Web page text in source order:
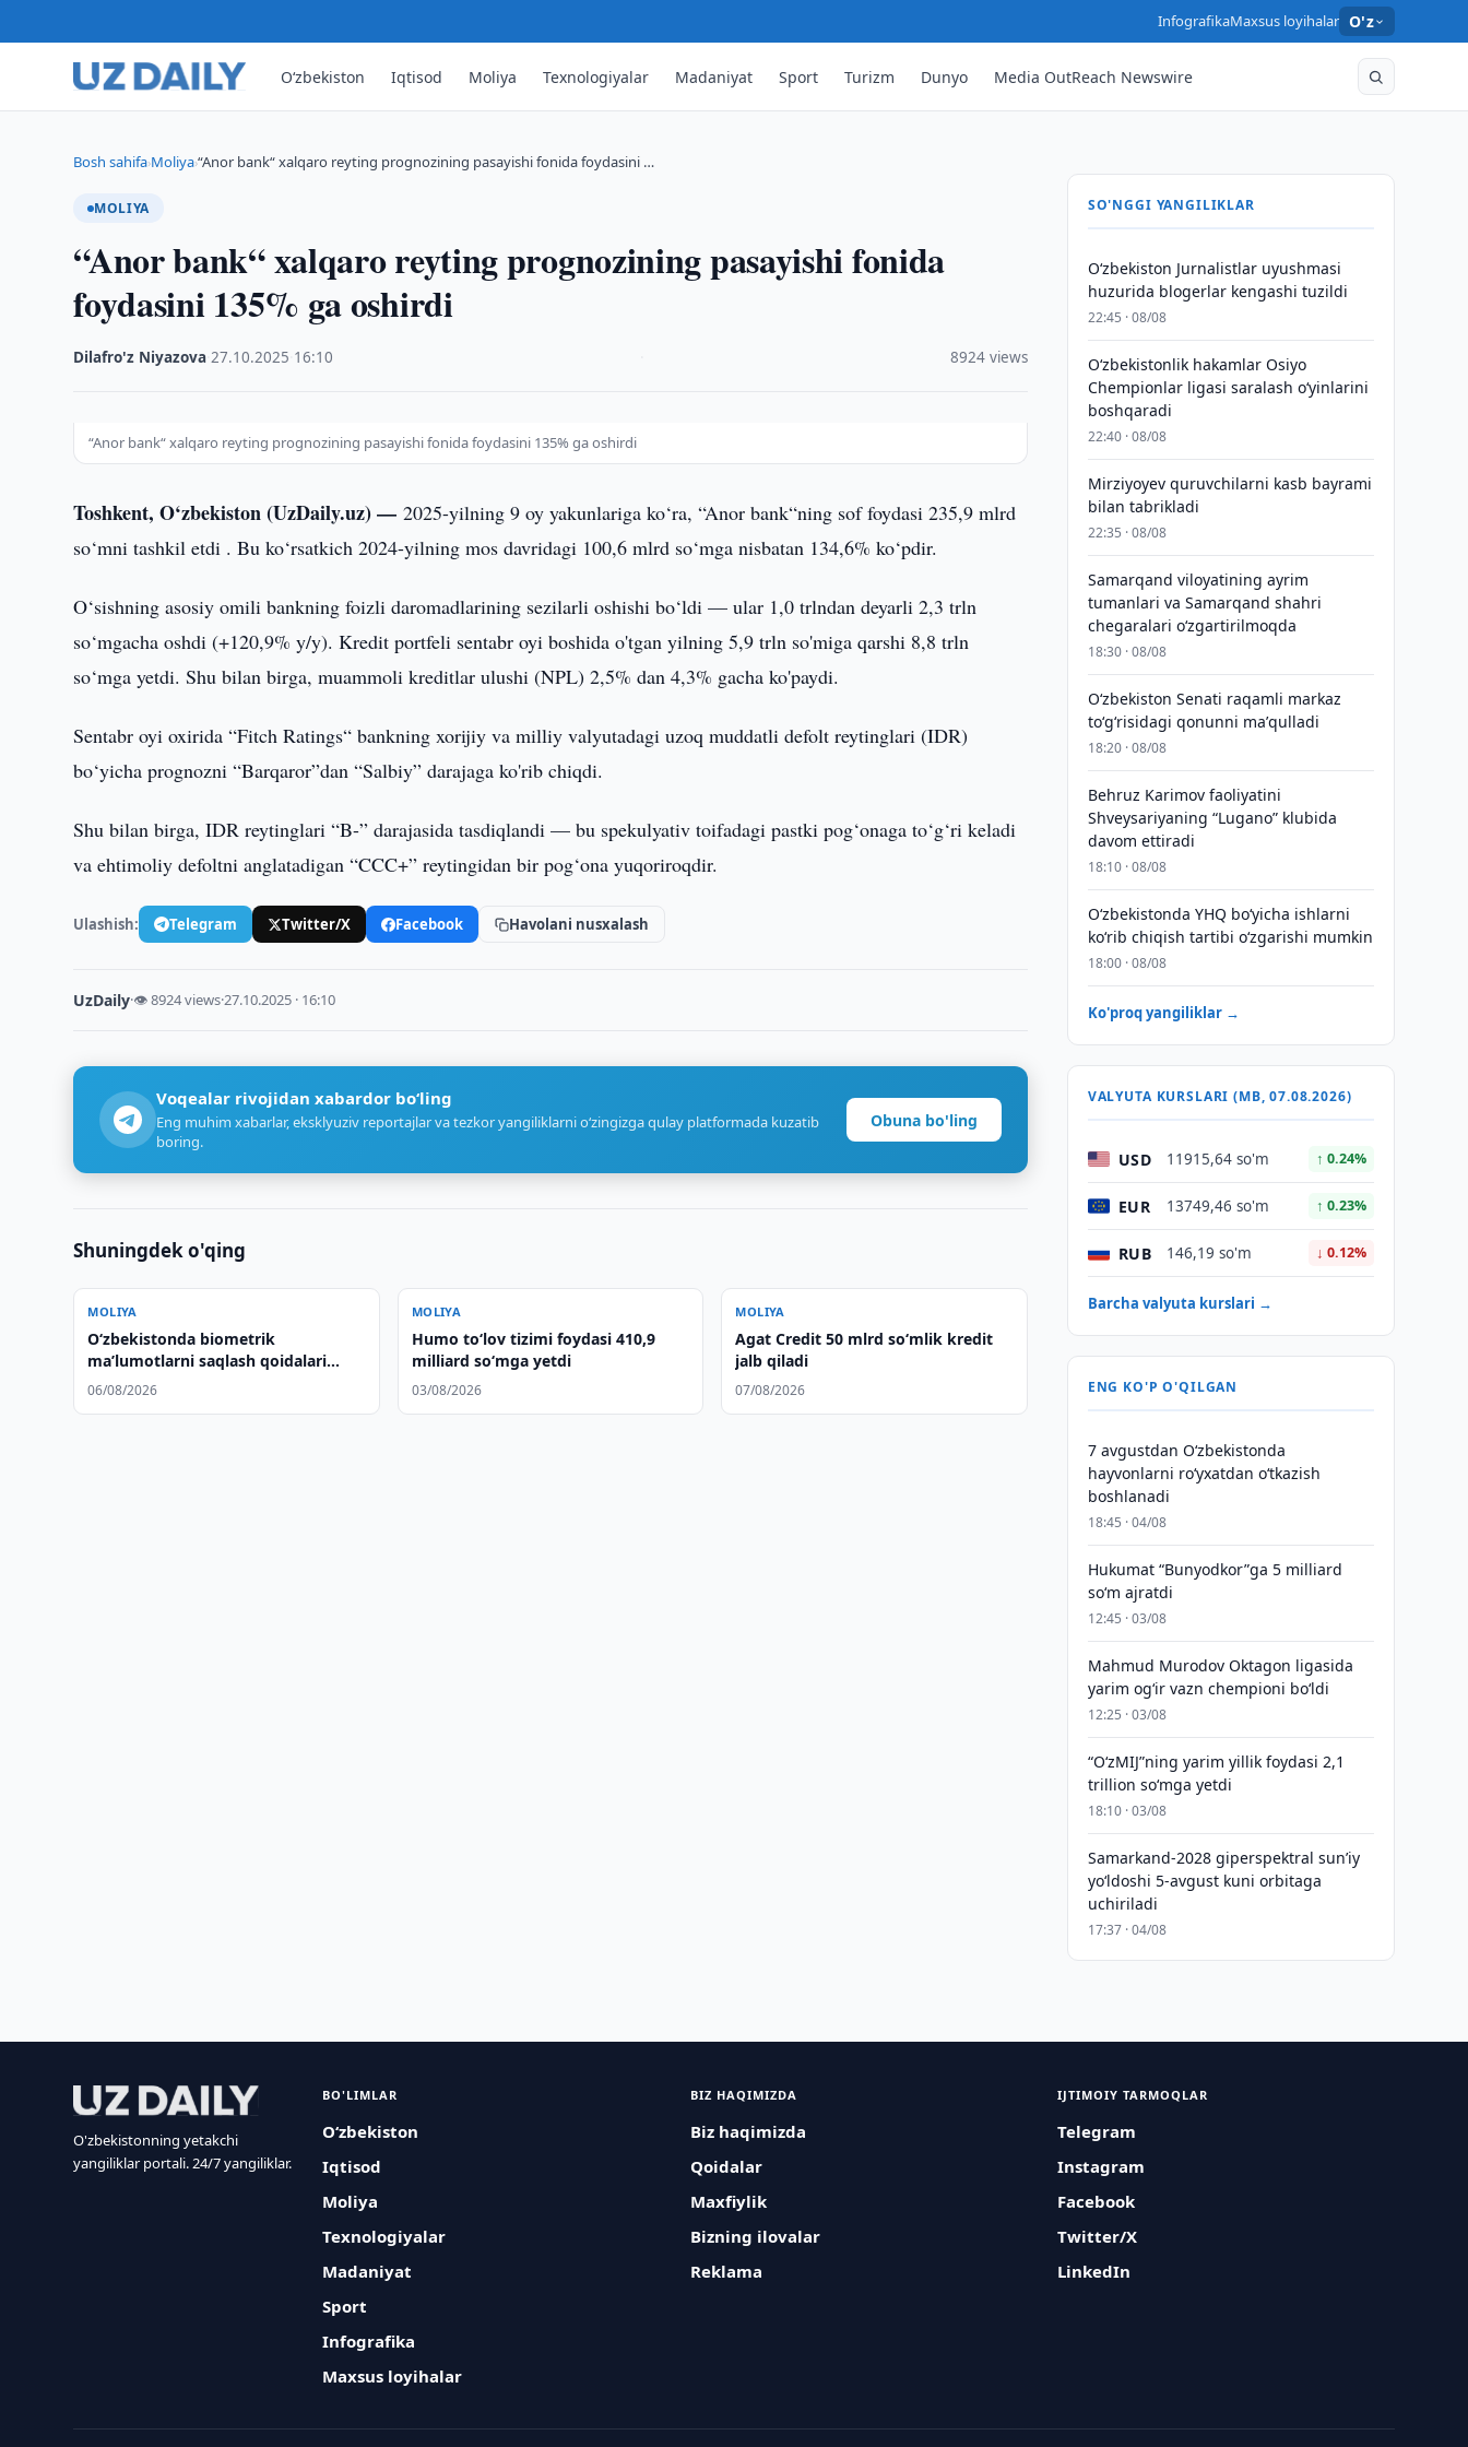
InfografikaMaxsus loyihalar O'z
O‘zbekiston Iqtisod Moliya Texnologiyalar Madaniyat Sport Turizm Dunyo Media OutReach Newswire
Bosh sahifa›Moliya›“Anor bank“ xalqaro reyting prognozining pasayishi fonida foydasini …
MOLIYA
“Anor bank“ xalqaro reyting prognozining pasayishi fonida
foydasini 135% ga oshirdi
Dilafro'z Niyazova ·27.10.2025 16:10 8924 views
“Anor bank“ xalqaro reyting prognozining pasayishi fonida foydasini 135% ga oshirdi
Toshkent, O‘zbekiston (UzDaily.uz) —2025-yilning 9 oy yakunlariga ko‘ra, “Anor bank“ning sof foydasi 235,9 mlrd
so‘mni tashkil etdi . Bu ko‘rsatkich 2024-yilning mos davridagi 100,6 mlrd so‘mga nisbatan 134,6% ko‘pdir.
O‘sishning asosiy omili bankning foizli daromadlarining sezilarli oshishi bo‘ldi — ular 1,0 trlndan deyarli 2,3 trln
so‘mgacha oshdi (+120,9% y/y). Kredit portfeli sentabr oyi boshida o'tgan yilning 5,9 trln so'miga qarshi 8,8 trln
so‘mga yetdi. Shu bilan birga, muammoli kreditlar ulushi (NPL) 2,5% dan 4,3% gacha ko'paydi.
Sentabr oyi oxirida “Fitch Ratings“ bankning xorijiy va milliy valyutadagi uzoq muddatli defolt reytinglari (IDR)
bo‘yicha prognozni “Barqaror”dan “Salbiy” darajaga ko'rib chiqdi.
Shu bilan birga, IDR reytinglari “B-” darajasida tasdiqlandi — bu spekulyativ toifadagi pastki pog‘onaga to‘g‘ri keladi
va ehtimoliy defoltni anglatadigan “CCC+” reytingidan bir pog‘ona yuqoriroqdir.
Ulashish: Telegram Twitter/X Facebook Havolani nusxalash
UzDaily·👁 8924 views·27.10.2025 · 16:10
Voqealar rivojidan xabardor bo‘ling
Eng muhim xabarlar, eksklyuziv reportajlar va tezkor yangiliklarni o‘zingizga qulay platformada kuzatib
boring.
Obuna bo'ling
Shuningdek o'qing
MOLIYA
O‘zbekistonda biometrik
maʼlumotlarni saqlash qoidalari
kuchaytirildi
06/08/2026
MOLIYA
Humo to‘lov tizimi foydasi 410,9
milliard so‘mga yetdi
03/08/2026
MOLIYA
Agat Credit 50 mlrd so‘mlik kredit
jalb qiladi
07/08/2026
SO'NGGI YANGILIKLAR
O‘zbekiston Jurnalistlar uyushmasi
huzurida blogerlar kengashi tuzildi
22:45 · 08/08
O‘zbekistonlik hakamlar Osiyo
Chempionlar ligasi saralash o‘yinlarini
boshqaradi
22:40 · 08/08
Mirziyoyev quruvchilarni kasb bayrami
bilan tabrikladi
22:35 · 08/08
Samarqand viloyatining ayrim
tumanlari va Samarqand shahri
chegaralari oʻzgartirilmoqda
18:30 · 08/08
Oʻzbekiston Senati raqamli markaz
toʻgʻrisidagi qonunni maʼqulladi
18:20 · 08/08
Behruz Karimov faoliyatini
Shveysariyaning “Lugano” klubida
davom ettiradi
18:10 · 08/08
O‘zbekistonda YHQ bo‘yicha ishlarni
ko‘rib chiqish tartibi o‘zgarishi mumkin
18:00 · 08/08
Ko'proq yangiliklar →
VALYUTA KURSLARI (MB, 07.08.2026)
USD 11915,64 so'm ↑ 0.24%
EUR 13749,46 so'm ↑ 0.23%
RUB 146,19 so'm ↓ 0.12%
Barcha valyuta kurslari →
ENG KO'P O'QILGAN
7 avgustdan O‘zbekistonda
hayvonlarni ro‘yxatdan o‘tkazish
boshlanadi
18:45 · 04/08
Hukumat “Bunyodkor”ga 5 milliard
so‘m ajratdi
12:45 · 03/08
Mahmud Murodov Oktagon ligasida
yarim og‘ir vazn chempioni bo‘ldi
12:25 · 03/08
“O‘zMIJ”ning yarim yillik foydasi 2,1
trillion so‘mga yetdi
18:10 · 03/08
Samarkand-2028 giperspektral sun’iy
yo‘ldoshi 5-avgust kuni orbitaga
uchiriladi
17:37 · 04/08
O'zbekistonning yetakchi
yangiliklar portali. 24/7 yangiliklar.
BO'LIMLAR
O‘zbekiston
Iqtisod
Moliya
Texnologiyalar
Madaniyat
Sport
Infografika
Maxsus loyihalar
BIZ HAQIMIZDA
Biz haqimizda
Qoidalar
Maxfiylik
Bizning ilovalar
Reklama
IJTIMOIY TARMOQLAR
Telegram
Instagram
Facebook
Twitter/X
LinkedIn